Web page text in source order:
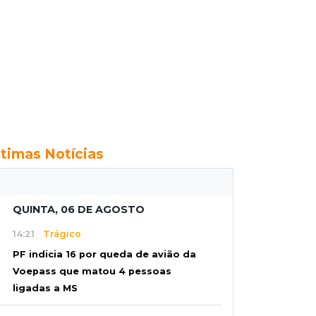
Notícias
QUINTA, 06 DE AGOSTO
14:21 Trágico
PF indicia 16 por queda de avião da
Voepass que matou 4 pessoas
ligadas a MS